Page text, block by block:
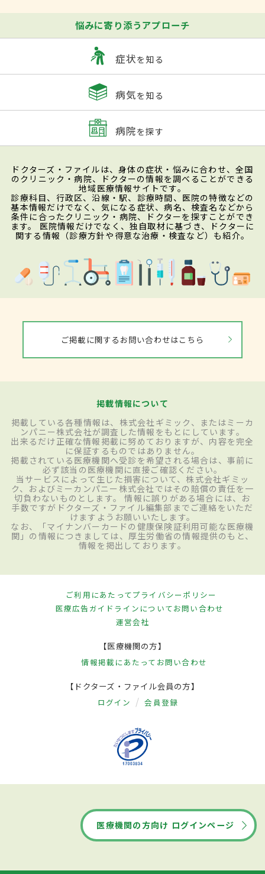
悩みに寄り添うアプローチ
症状を知る
病気を知る
病院を探す
ドクターズ・ファイルは、身体の症状・悩みに合わせ、全国
のクリニック・病院、ドクターの情報を調べることができる
地域医療情報サイトです。
診療科目、行政区、沿線・駅、診療時間、医院の特徴などの
基本情報だけでなく、気になる症状、病名、検査名などから
条件に合ったクリニック・病院、ドクターを探すことができ
ます。 医院情報だけでなく、独自取材に基づき、ドクターに
関する情報（診療方針や得意な治療・検査など）も紹介。
ご掲載に関するお問い合わせはこちら
掲載情報について
掲載している各種情報は、株式会社ギミック、またはミーカ
ンパニー株式会社が調査した情報をもとにしています。
出来るだけ正確な情報掲載に努めておりますが、内容を完全
に保証するものではありません。
掲載されている医療機関へ受診を希望される場合は、事前に
必ず該当の医療機関に直接ご確認ください。
当サービスによって生じた損害について、株式会社ギミッ
ク、およびミーカンパニー株式会社ではその賠償の責任を一
切負わないものとします。 情報に誤りがある場合には、お
手数ですがドクターズ・ファイル編集部までご連絡をいただ
けますようお願いいたします。
なお、「マイナンバーカードの健康保険証利用可能な医療機
関」の情報につきましては、厚生労働省の情報提供のもと、
情報を掲出しております。
ご利用にあたってプライバシーポリシー
医療広告ガイドラインについてお問い合わせ
運営会社
【医療機関の方】
情報掲載にあたって お問い合わせ
【ドクターズ・ファイル会員の方】
ログイン 会員登録
医療機関の方向け ログインページ